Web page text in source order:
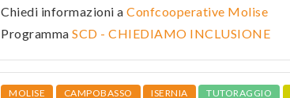
Chiedi informazioni a Confcooperative Molise
Programma SCD - CHIEDIAMO INCLUSIONE
MOLISE CAMPOBASSO ISERNIA TUTORAGGIO